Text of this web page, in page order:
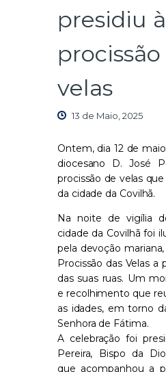
presidiu à
velas
13 de Maio, 2025
Ontem, dia 12 de
diocesano D. José
procissão de velas
da cidade da Covilhã.
Na noite de vigília
cidade da Covilhã foi
pela devoção
Procissão das Velas a
das suas ruas. Um
e recolhimento que
as idades, em torno
Senhora de Fátima.
A celebração foi
Pereira, Bispo da
que acompanhou a